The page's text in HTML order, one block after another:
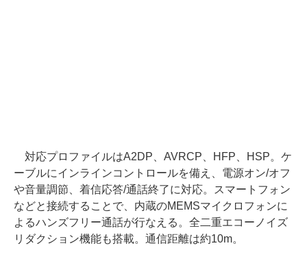
対応プロファイルはA2DP、AVRCP、HFP、HSP。ケ
ーブルにインラインコントロールを備え、電源オン/オフ
や音量調節、着信応答/通話終了に対応。スマートフォン
などと接続することで、内蔵のMEMSマイクロフォンに
よるハンズフリー通話が行なえる。全二重エコーノイズ
リダクション機能も搭載。通信距離は約10m。